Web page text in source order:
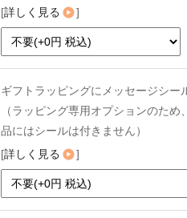
[詳しく見る ]
ギフトラッピングにメッセージシー
（ラッピング専用オプションのた
品にはシールは付きません）
[詳しく見る ]